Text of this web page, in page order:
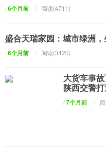
/6个月前 / 阅读(4711)
盛合天瑞家园：城市绿洲
/6个月前 / 阅读(3420)
大货车事
陕西交警
/7个月前 /